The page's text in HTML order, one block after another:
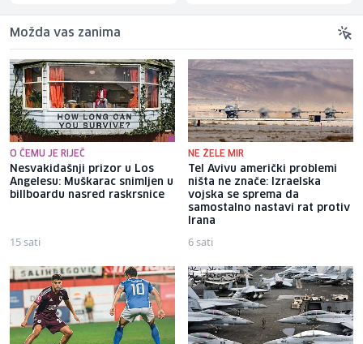
Možda vas zanima
O ČEMU JE RIJEČ
Nesvakidašnji prizor u Los
Angelesu: Muškarac snimljen u
billboardu nasred raskrsnice
15 sati
NE ŽELE MIR
Tel Avivu američki problemi
ništa ne znače: Izraelska
vojska se sprema da
samostalno nastavi rat protiv
Irana
6 sati